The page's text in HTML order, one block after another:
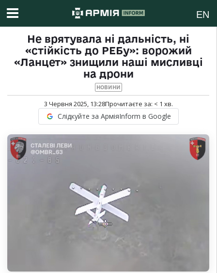
EN
Не врятувала ні дальність, ні
«стійкість до РЕБу»: ворожий
«Ланцет» знищили наші мисливці
на дрони
НОВИНИ
3 Червня 2025, 13:28Прочитаєте за: < 1 хв.
Слідкуйте за АрміяInform в Google